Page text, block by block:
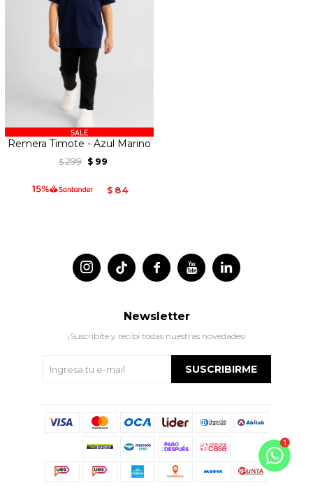
Remera Timote - Azul Marino
$ 299 $ 99
$ 84
 
 
Newsletter
¡Suscribite y recibí todas nuestras novedades!
SUSCRIBIRME